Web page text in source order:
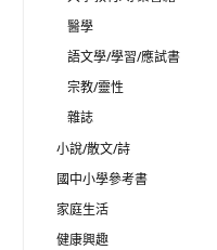
醫學
語文學/學習/應試書
宗教/靈性
雜誌
小說/散文/詩
國中小學參考書
家庭生活
健康興趣